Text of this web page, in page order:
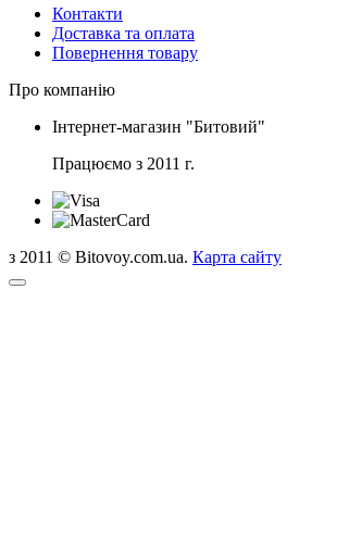
Контакти
Доставка та оплата
Повернення товару
Про компанію
Інтернет-магазин "Битовий"
Працюємо з 2011 г.
з 2011 © Bitovoy.com.ua. Карта сайту